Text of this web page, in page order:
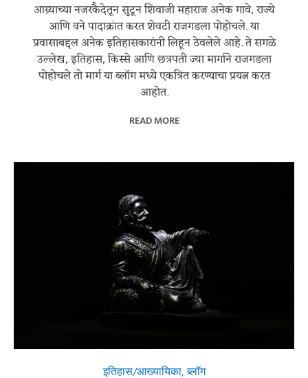
आग्र्याच्या नजरकैदेतून सुटून शिवाजी महाराज अनेक गावे, राज्ये
आणि वने पादाक्रांत करत शेवटी राजगडला पोहोचले. या
प्रवासाबद्दल अनेक इतिहासकारांनी लिहून ठेवलेले आहे. ते सगळे
उल्लेख, इतिहास, किस्से आणि छत्रपती ज्या मार्गाने राजगडला
पोहोचले तो मार्ग या ब्लॉग मध्ये एकत्रित करण्याचा प्रयत्न करत
आहोत.
READ MORE
Chhatrapati Shivaji Maharaj, Image by
Datta Farande
from
Pixabay
इतिहास/आख्यायिका,ब्लॉग